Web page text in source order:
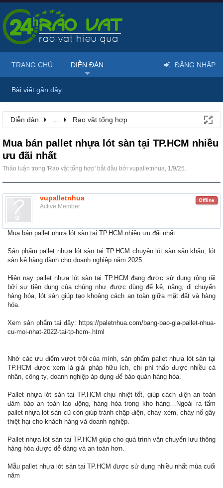
Diễn đàn Rao vặt tổng hợp
Mua bán pallet nhựa lót sàn tại TP.HCM nhiều
ưu đãi nhất
Thảo luận trong 'Rao vặt tổng hợp' bắt đầu bởi vupalletnhua, 1/9/25.
Offline
vupalletnhua
Active Member
Mua bán pallet nhựa lót sàn tại TP.HCM nhiều ưu đãi nhất
Sản phẩm pallet nhựa lót sàn tại TP.HCM chuyên lót sàn sân khấu, lót
sàn kê hàng dành cho doanh nghiệp năm 2025
Hiện nay pallet nhựa lót sàn tại TP.HCM đang được sử dụng rộng rãi
bởi sự tiện dụng của chúng như được dùng để kê, nâng, di chuyển
hàng hóa, lót sàn giúp tạo khoảng cách an toàn giữa mặt đất và hàng
hóa.
Xem sản phẩm tại đây: https://paletnhua.com/bang-bao-gia-pallet-nhua-
cu-moi-nhat-2022-tai-tp-hcm-.html
Nhờ các ưu điểm vượt trội của mình, sản phẩm pallet nhựa lót sàn tại
TP.HCM được xem là giải pháp hữu ích, chi phí thấp được nhiều cá
nhân, công ty, doanh nghiệp áp dụng để bảo quản hàng hóa.
Pallet nhựa lót sàn tại TP.HCM chịu nhiệt tốt, giúp cách điện an toàn
đảm bảo an toàn lao động, hàng hóa trong kho hàng…Ngoài ra tấm
pallet nhựa lót sàn cũ còn giúp tránh chập điện, cháy xém, cháy nổ gây
thiệt hại cho khách hàng và doanh nghiệp.
Pallet nhựa lót sàn tại TP.HCM giúp cho quá trình vận chuyển lưu thông
hàng hóa được dễ dàng và an toàn hơn.
Mẫu pallet nhựa lót sàn tại TP.HCM được sử dụng nhiều nhất mùa cuối
năm
TRANG CHỦ DIỄN ĐÀN
Bài viết gần đây
ĐĂNG NHẬP